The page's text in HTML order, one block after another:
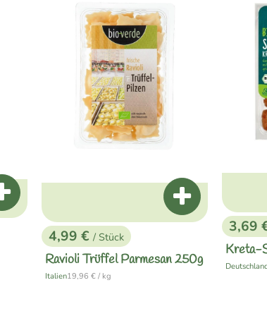
Produkt zum Warenkorb hinzufügen
, Preis:
4,99 € / Stück
Ravioli Trüffel Parmesan 250g
, Herkunft:
Italien, Referenzpreis:
19,96 € / kg
Produkt zum
,
3,69
Kreta-
, Herkunft: